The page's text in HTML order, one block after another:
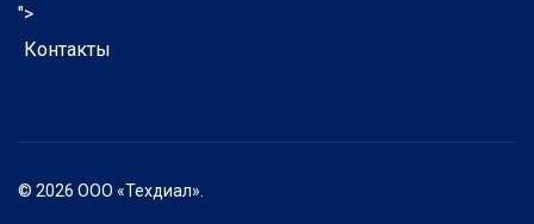
">
Контакты
© 2026 ООО «Техдиал».